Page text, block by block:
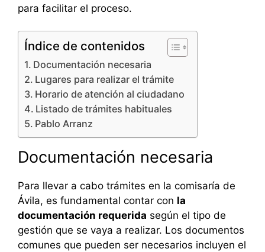
para facilitar el proceso.
Índice de contenidos
Documentación necesaria
Lugares para realizar el trámite
Horario de atención al ciudadano
Listado de trámites habituales
Pablo Arranz
Documentación necesaria
Para llevar a cabo trámites en la comisaría de
Ávila, es fundamental contar con la
documentación requerida según el tipo de
gestión que se vaya a realizar. Los documentos
comunes que pueden ser necesarios incluyen el